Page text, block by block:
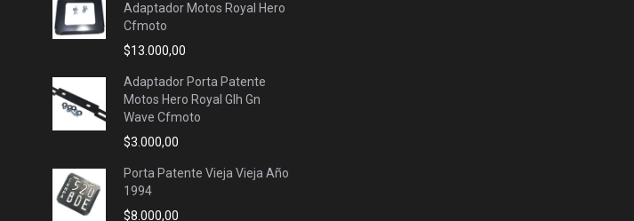
Adaptador Motos Royal Hero
Cfmoto
$13.000,00
Adaptador Porta Patente
Motos Hero Royal Glh Gn
Wave Cfmoto
$3.000,00
Porta Patente Vieja Vieja Año
1994
$8.000,00